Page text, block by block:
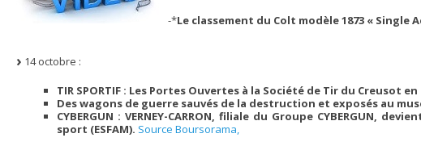
-*Le classement du Colt modèle 1873 « Single
14 octobre :
TIR SPORTIF : Les Portes Ouvertes à la Société de Tir du Creusot
Des wagons de guerre sauvés de la destruction et exposés au
CYBERGUN : VERNEY-CARRON, filiale du Groupe CYBERGUN,
sport (ESFAM). Source Boursorama,